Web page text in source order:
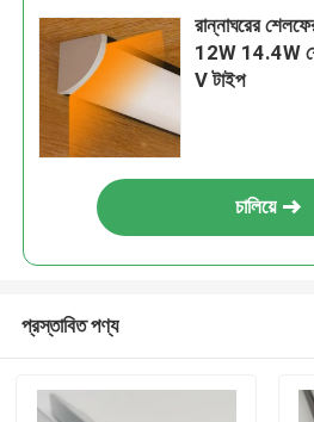
রান্নাঘরের
12W 14.4W
V টাইপ
চালিয়ে
প্রস্তাবিত পণ্য